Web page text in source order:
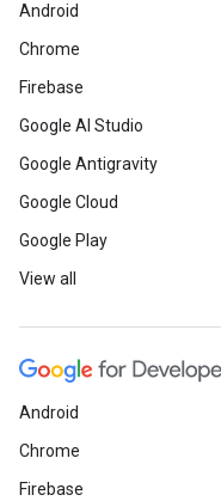
Android
Chrome
Firebase
Google AI Studio
Google Antigravity
Google Cloud
Google Play
View all
Android
Chrome
Firebase